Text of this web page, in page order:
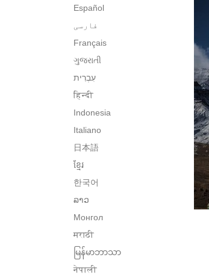
Español
فارسی
Français
ગુજરાતી
עִבְרִית‎
हिन्दी
Indonesia
Italiano
日本語
ខ្មែរ
한국어
ລາວ
Монгол
मराठी
မြန်မာဘာသာ
नेपाली